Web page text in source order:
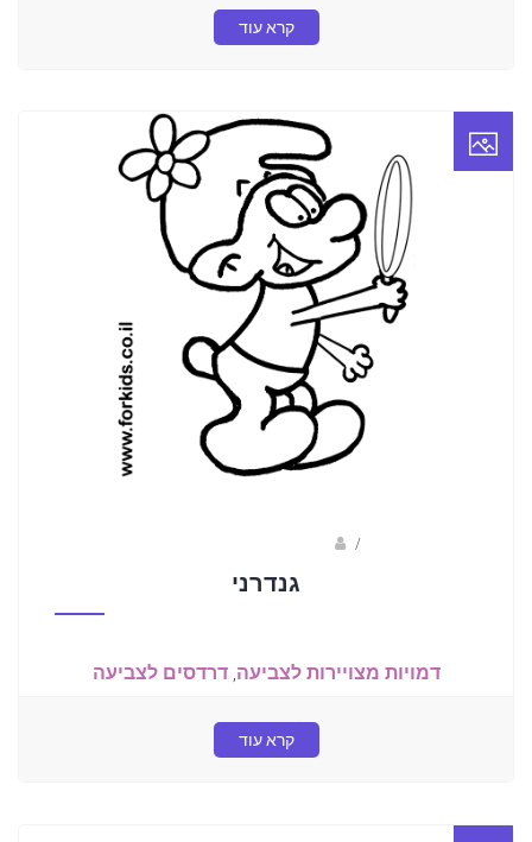
קרא עוד
/
גנדרני
דמויות מצויירות לצביעה,דרדסים לצביעה
קרא עוד